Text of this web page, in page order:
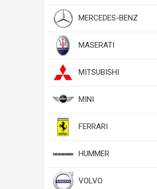
MERCEDES-BENZ
MASERATI
MITSUBISHI
MINI
FERRARI
HUMMER
VOLVO